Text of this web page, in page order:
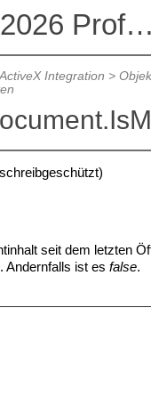
Altova StyleVision 2026
Integration >
seit dem letzten
Andernfalls ist es false.